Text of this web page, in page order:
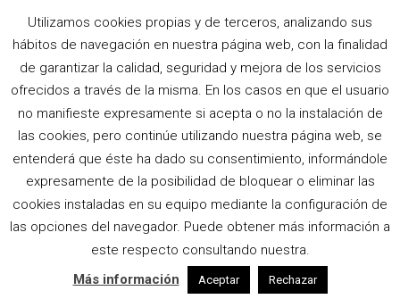
THE BARCODE
HOUSE
Home |Style|The Barcode House
Utilizamos cookies propias y de terceros, analizando sus
hábitos de navegación en nuestra página web, con la finalidad
de garantizar la calidad, seguridad y mejora de los servicios
ofrecidos a través de la misma. En los casos en que el usuario
no manifieste expresamente si acepta o no la instalación de
las cookies, pero continúe utilizando nuestra página web, se
entenderá que éste ha dado su consentimiento, informándole
expresamente de la posibilidad de bloquear o eliminar las
cookies instaladas en su equipo mediante la configuración de
las opciones del navegador. Puede obtener más información a
este respecto consultando nuestra.
Más información
Aceptar Rechazar